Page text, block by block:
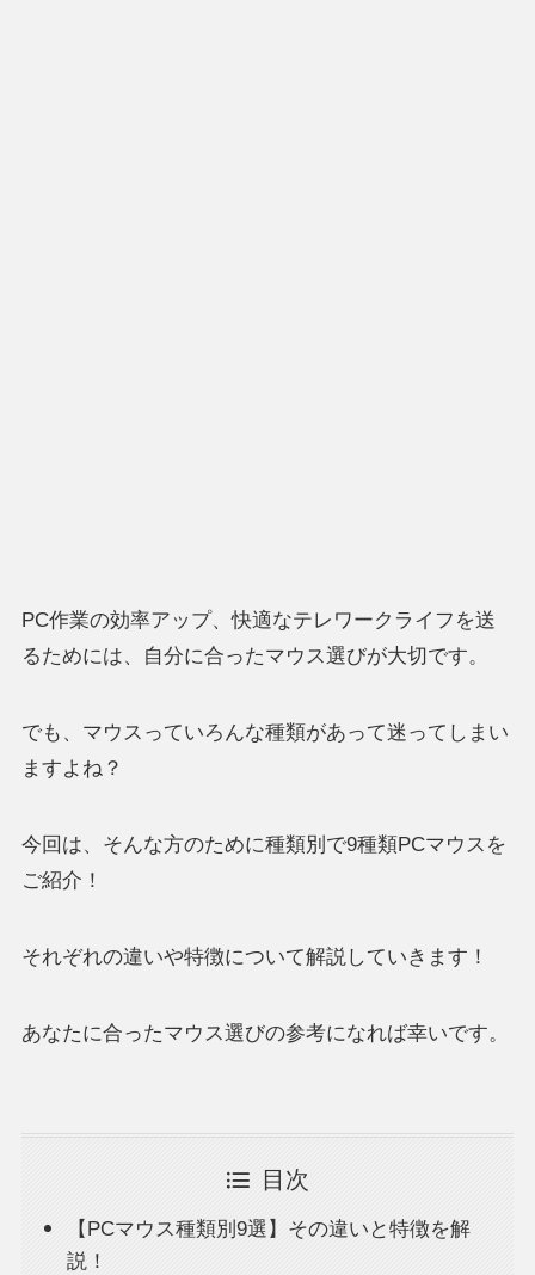
PC作業の効率アップ、快適なテレワークライフを送
るためには、自分に合ったマウス選びが大切です。
でも、マウスっていろんな種類があって迷ってしまい
ますよね？
今回は、そんな方のために種類別で9種類PCマウスを
ご紹介！
それぞれの違いや特徴について解説していきます！
あなたに合ったマウス選びの参考になれば幸いです。
目次
【PCマウス種類別9選】その違いと特徴を解
説！